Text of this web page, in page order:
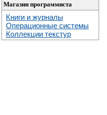
Магазин программиста
Книги и журналы
Операционные системы
Коллекции текстур